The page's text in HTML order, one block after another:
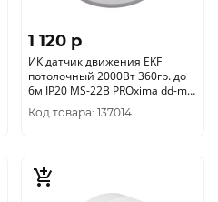
1 120 p
ИК датчик движения EKF
потолочный 2000Вт 360гр. до
6м IP20 MS-22B PROxima dd-ms-
22B
Код товара: 137014